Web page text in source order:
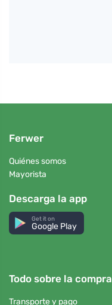
Ferwer
Quiénes somos
Mayorista
Descarga la app
Get it on
Google Play
Todo sobre la compra
Transporte y pago